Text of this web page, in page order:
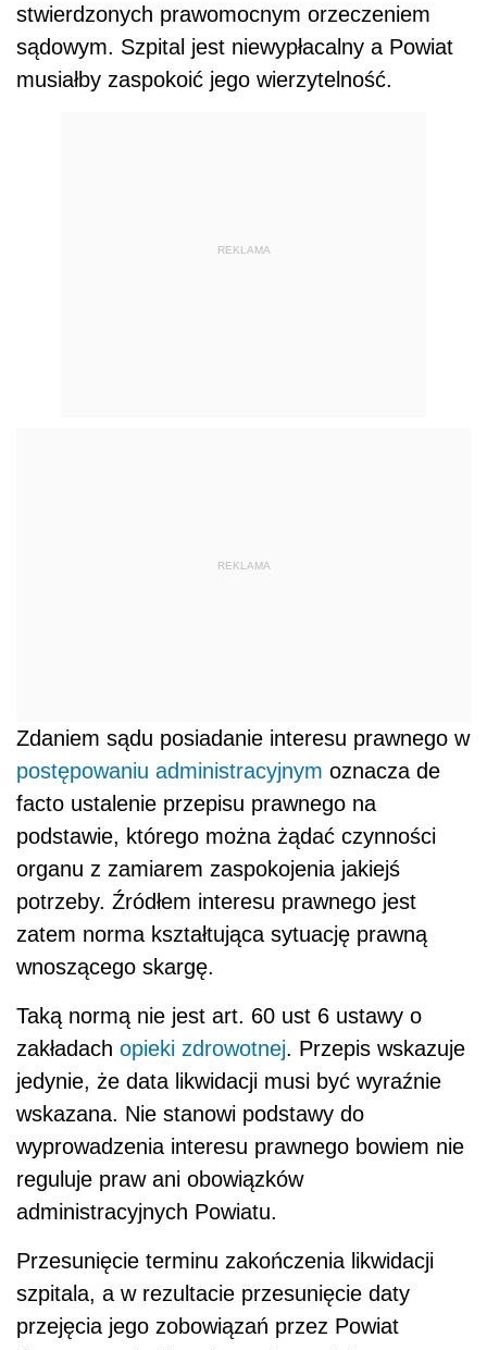
stwierdzonych prawomocnym orzeczeniem
sądowym. Szpital jest niewypłacalny a Powiat
musiałby zaspokoić jego wierzytelność.
REKLAMA
REKLAMA
Zdaniem sądu posiadanie interesu prawnego w
postępowaniu administracyjnym oznacza de
facto ustalenie przepisu prawnego na
podstawie, którego można żądać czynności
organu z zamiarem zaspokojenia jakiejś
potrzeby. Źródłem interesu prawnego jest
zatem norma kształtująca sytuację prawną
wnoszącego skargę.
Taką normą nie jest art. 60 ust 6 ustawy o
zakładach opieki zdrowotnej. Przepis wskazuje
jedynie, że data likwidacji musi być wyraźnie
wskazana. Nie stanowi podstawy do
wyprowadzenia interesu prawnego bowiem nie
reguluje praw ani obowiązków
administracyjnych Powiatu.
Przesunięcie terminu zakończenia likwidacji
szpitala, a w rezultacie przesunięcie daty
przejęcia jego zobowiązań przez Powiat